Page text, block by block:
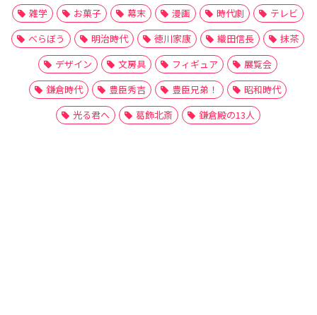
雑学
お菓子 幕末 漫画 時代劇
テレビ
べらぼう
明治時代 徳川家康 織田信長
抹茶
デザイン
文房具 フィギュア
展覧会
鎌倉時代
豊臣秀吉 豊臣兄弟！
昭和時代
光る君へ
葛飾北斎 鎌倉殿の13人